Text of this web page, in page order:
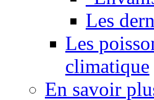
Les
Les
climatique
En savoir